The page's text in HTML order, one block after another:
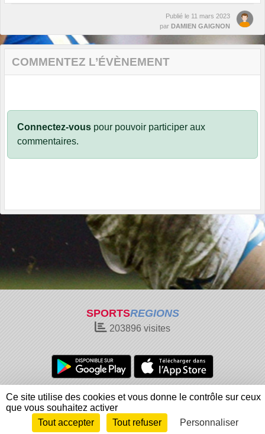
Publié le 11 mars 2023
par DAMIEN GAIGNON
COMMENTEZ L’ÉVÈNEMENT
Connectez-vous pour pouvoir participer aux
commentaires.
SPORTSREGIONS
203896 visites
Charte cookies
Gestion des cookies
Informations légales
Signaler un contenu inapproprié
Envie de participer ?
Connexion
Ce site utilise des cookies et vous donne le contrôle sur ceux
que vous souhaitez activer
Tout accepter
Tout refuser Personnaliser